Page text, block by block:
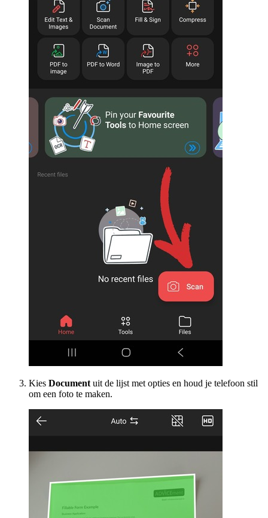
Kies Document uit de lijst met opties en houd je telefoon stil
om een foto te maken.